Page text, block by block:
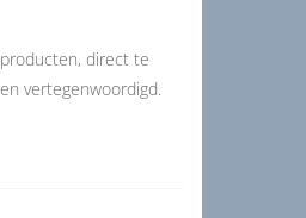
direct te
vertegenwoordigd.